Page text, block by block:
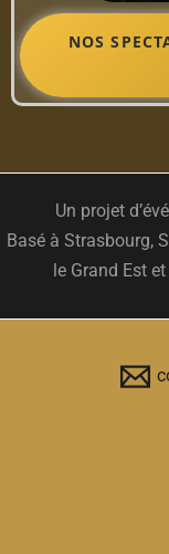
NOS
Un projet
Basé à Strasbourg,
le Grand Est